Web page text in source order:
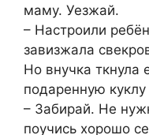
маму. Уезжай.
– Настроили
завизжала
Но внучка ткнула
подаренную
– Забирай. Не
поучись хорошо